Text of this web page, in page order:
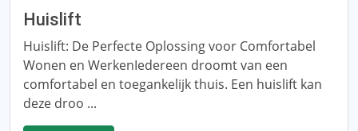
Huislift
Huislift: De Perfecte Oplossing voor Comfortabel
Wonen en WerkenIedereen droomt van een
comfortabel en toegankelijk thuis. Een huislift kan
deze droo ...